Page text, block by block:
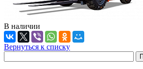
В наличии
Вернуться к списку